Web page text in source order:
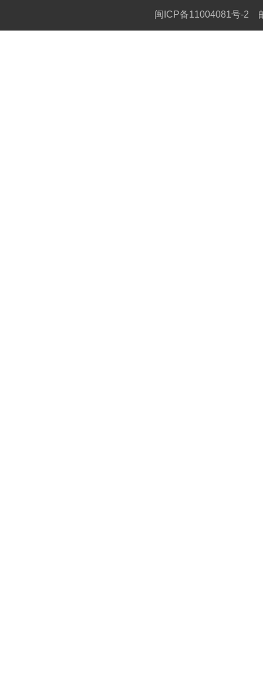
闽ICP备11004081号-2